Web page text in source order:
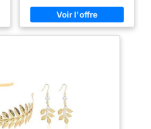
or, un élégant bracelet de bras
(serre-tête supérieur), un collier
assorti, une paire de boucles
d'oreilles et une pince à
deesse grecque femme. Parfait
pour incarner ath Bijoux Or
Éclatants d'une Qualité
Supérieure : L'ensemble de
bijoux cheveux et parures est